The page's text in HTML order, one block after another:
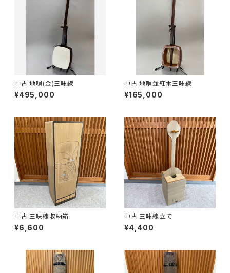
中古 地唄(金)三味線
¥495,000
中古 地唄並紅木三味線
¥165,000
中古 三味線収納箱
¥6,600
中古 三味線立て
¥4,400